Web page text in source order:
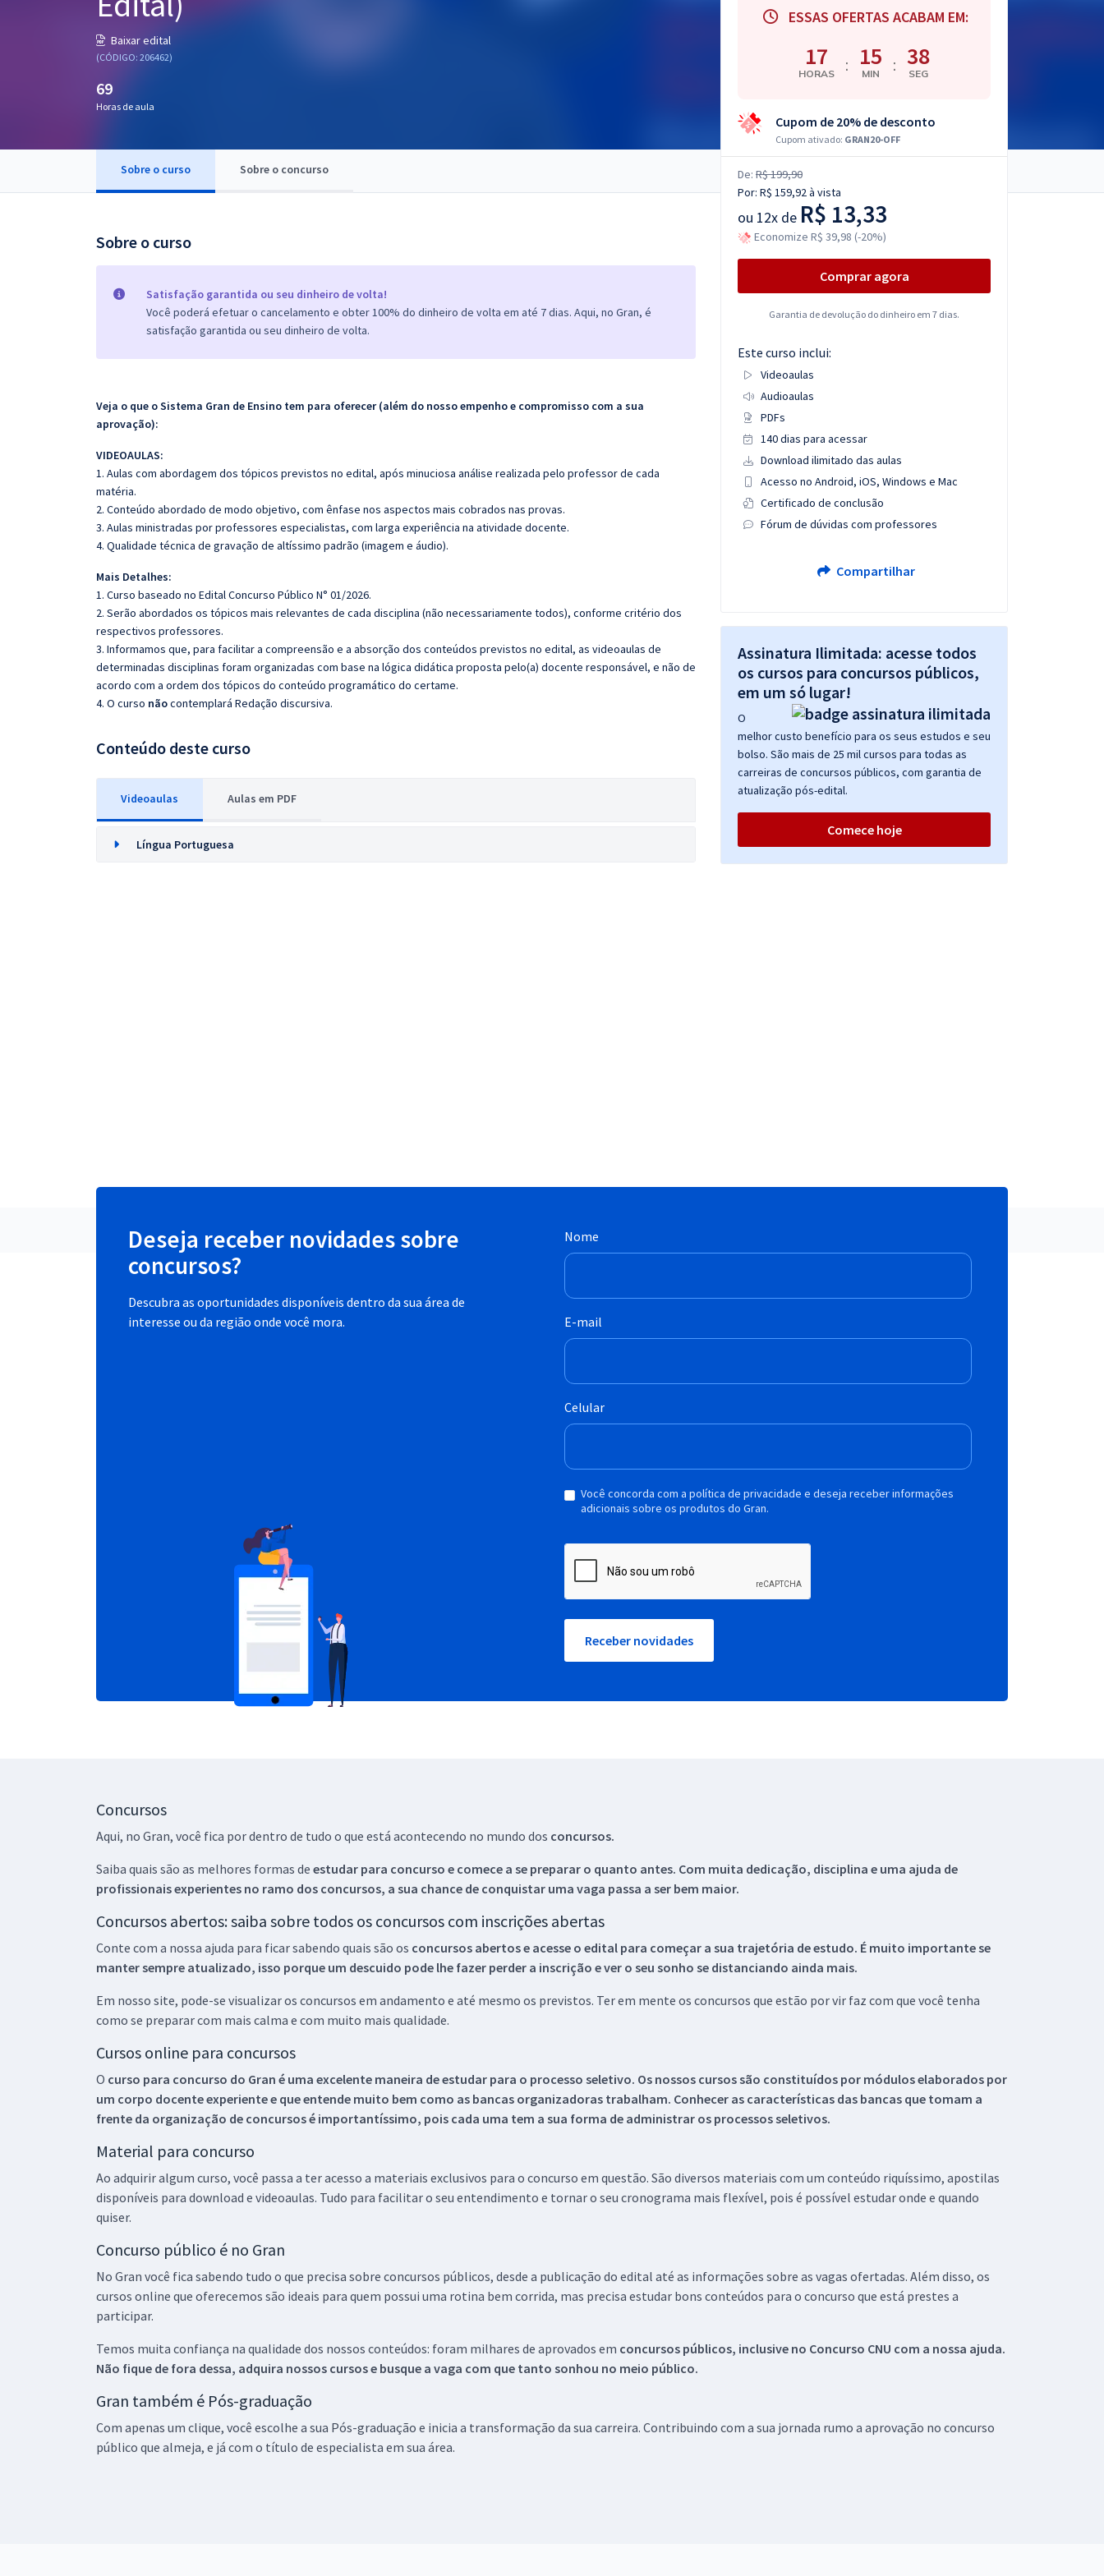
Baixar edital
(CÓDIGO: 206462)
69
Horas de aula
Sobre o curso Sobre o concurso
Sobre o curso
Satisfação garantida ou seu dinheiro de volta!
Você poderá efetuar o cancelamento e obter 100% do dinheiro de volta em até 7 dias. Aqui, no Gran, é
satisfação garantida ou seu dinheiro de volta.
Veja o que o Sistema Gran de Ensino tem para oferecer (além do nosso empenho e compromisso com a sua
aprovação):
VIDEOAULAS:
1. Aulas com abordagem dos tópicos previstos no edital, após minuciosa análise realizada pelo professor de cada
matéria.
2. Conteúdo abordado de modo objetivo, com ênfase nos aspectos mais cobrados nas provas.
3. Aulas ministradas por professores especialistas, com larga experiência na atividade docente.
4. Qualidade técnica de gravação de altíssimo padrão (imagem e áudio).
Mais Detalhes:
1. Curso baseado no Edital Concurso Público N° 01/2026.
2. Serão abordados os tópicos mais relevantes de cada disciplina (não necessariamente todos), conforme critério dos
respectivos professores.
3. Informamos que, para facilitar a compreensão e a absorção dos conteúdos previstos no edital, as videoaulas de
determinadas disciplinas foram organizadas com base na lógica didática proposta pelo(a) docente responsável, e não de
acordo com a ordem dos tópicos do conteúdo programático do certame.
4. O curso nãocontemplará Redação discursiva.
Conteúdo deste curso
Videoaulas Aulas em PDF
Língua Portuguesa
ESSAS OFERTAS ACABAM EM:
17
HORAS : 15
MIN : 37
SEG
Cupom de 20% de desconto
Cupom ativado: GRAN20-OFF
De: R$ 199,90
Por: R$ 159,92à vista
ou 12x de R$ 13,33
Economize R$ 39,98 (-20%)
Comprar agora
Garantia de devolução do dinheiro em 7 dias.
Este curso inclui:
Videoaulas
Audioaulas
PDFs
140 dias para acessar
Download ilimitado das aulas
Acesso no Android, iOS, Windows e Mac
Certificado de conclusão
Fórum de dúvidas com professores
Compartilhar
Assinatura Ilimitada: acesse todos
os cursos para concursos públicos,
em um só lugar!
O
melhor custo benefício para os seus estudos e seu
bolso. São mais de 25 mil cursos para todas as
carreiras de concursos públicos, com garantia de
atualização pós-edital.
Comece hoje
Deseja receber novidades sobre
concursos?
Descubra as oportunidades disponíveis dentro da sua área de
interesse ou da região onde você mora.
Nome
E-mail
Celular
Você concorda com a política de privacidade e deseja receber informações
adicionais sobre os produtos do Gran.
Receber novidades
Concursos
Aqui, no Gran, você fica por dentro de tudo o que está acontecendo no mundo dos concursos.
Saiba quais são as melhores formas de estudar para concurso e comece a se preparar o quanto antes. Com muita dedicação, disciplina e uma ajuda de
profissionais experientes no ramo dos concursos, a sua chance de conquistar uma vaga passa a ser bem maior.
Concursos abertos: saiba sobre todos os concursos com inscrições abertas
Conte com a nossa ajuda para ficar sabendo quais são os concursos abertos e acesse o edital para começar a sua trajetória de estudo. É muito importante se
manter sempre atualizado, isso porque um descuido pode lhe fazer perder a inscrição e ver o seu sonho se distanciando ainda mais.
Em nosso site, pode-se visualizar os concursos em andamento e até mesmo os previstos. Ter em mente os concursos que estão por vir faz com que você tenha
como se preparar com mais calma e com muito mais qualidade.
Cursos online para concursos
O curso para concurso do Gran é uma excelente maneira de estudar para o processo seletivo. Os nossos cursos são constituídos por módulos elaborados por
um corpo docente experiente e que entende muito bem como as bancas organizadoras trabalham. Conhecer as características das bancas que tomam a
frente da organização de concursos é importantíssimo, pois cada uma tem a sua forma de administrar os processos seletivos.
Material para concurso
Ao adquirir algum curso, você passa a ter acesso a materiais exclusivos para o concurso em questão. São diversos materiais com um conteúdo riquíssimo, apostilas
disponíveis para download e videoaulas. Tudo para facilitar o seu entendimento e tornar o seu cronograma mais flexível, pois é possível estudar onde e quando
quiser.
Concurso público é no Gran
No Gran você fica sabendo tudo o que precisa sobre concursos públicos, desde a publicação do edital até as informações sobre as vagas ofertadas. Além disso, os
cursos online que oferecemos são ideais para quem possui uma rotina bem corrida, mas precisa estudar bons conteúdos para o concurso que está prestes a
participar.
Temos muita confiança na qualidade dos nossos conteúdos: foram milhares de aprovados em concursos públicos, inclusive no Concurso CNU com a nossa ajuda.
Não fique de fora dessa, adquira nossos cursos e busque a vaga com que tanto sonhou no meio público.
Gran também é Pós-graduação
Com apenas um clique, você escolhe a sua Pós-graduação e inicia a transformação da sua carreira. Contribuindo com a sua jornada rumo a aprovação no concurso
público que almeja, e já com o título de especialista em sua área.